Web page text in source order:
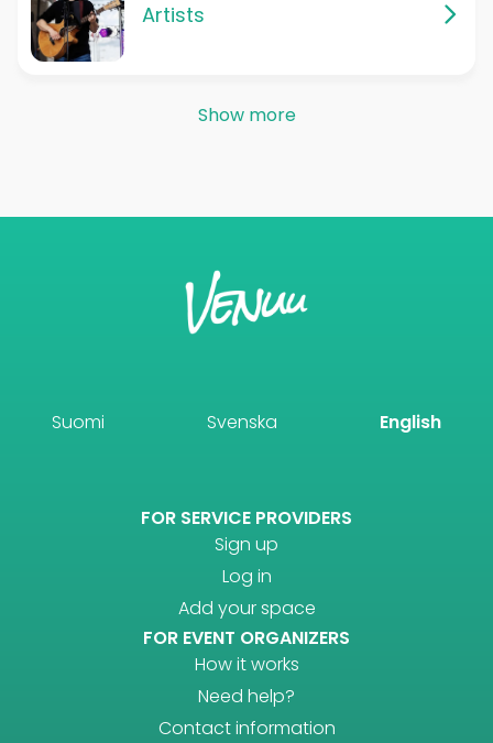
Artists
Show more
Suomi Svenska English
FOR SERVICE PROVIDERS
Sign up
Log in
Add your space
FOR EVENT ORGANIZERS
How it works
Need help?
Contact information